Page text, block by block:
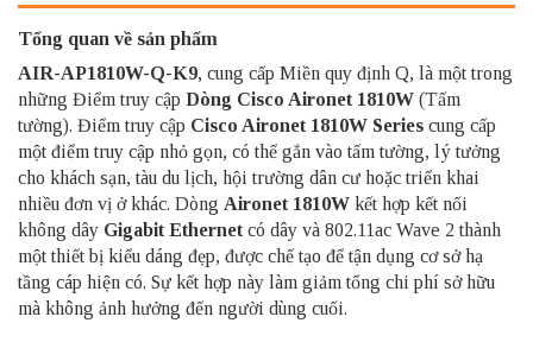
Tổng quan về sản phẩm
AIR-AP1810W-Q-K9, cung cấp Miền quy định Q, là một trong
những Điểm truy cập Dòng Cisco Aironet 1810W (Tấm
tường). Điểm truy cập Cisco Aironet 1810W Series cung cấp
một điểm truy cập nhỏ gọn, có thể gắn vào tấm tường, lý tưởng
cho khách sạn, tàu du lịch, hội trường dân cư hoặc triển khai
nhiều đơn vị ở khác. Dòng Aironet 1810W kết hợp kết nối
không dây Gigabit Ethernet có dây và 802.11ac Wave 2 thành
một thiết bị kiểu dáng đẹp, được chế tạo để tận dụng cơ sở hạ
tầng cáp hiện có. Sự kết hợp này làm giảm tổng chi phí sở hữu
mà không ảnh hưởng đến người dùng cuối.